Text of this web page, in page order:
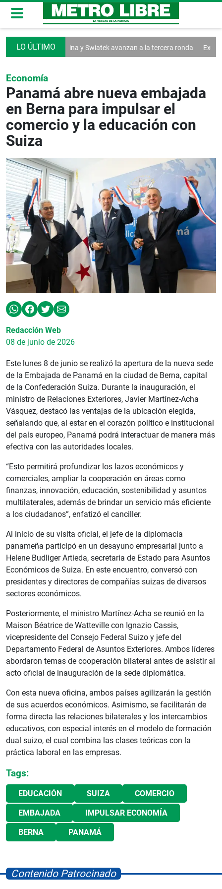
Svitolina y Swiatek avanzan a la tercera ronda
Economía
Panamá abre nueva embajada
en Berna para impulsar el
comercio y la educación con
Suiza
Redacción Web
08 de junio de 2026
Este lunes 8 de junio se realizó la apertura de la nueva sede
de la Embajada de Panamá en la ciudad de Berna, capital
de la Confederación Suiza. Durante la inauguración, el
ministro de Relaciones Exteriores, Javier Martínez-Acha
Vásquez, destacó las ventajas de la ubicación elegida,
señalando que, al estar en el corazón político e institucional
del país europeo, Panamá podrá interactuar de manera más
efectiva con las autoridades locales.
“Esto permitirá profundizar los lazos económicos y
comerciales, ampliar la cooperación en áreas como
finanzas, innovación, educación, sostenibilidad y asuntos
multilaterales, además de brindar un servicio más eficiente
a los ciudadanos”, enfatizó el canciller.
Al inicio de su visita oficial, el jefe de la diplomacia
panameña participó en un desayuno empresarial junto a
Helene Budliger Artieda, secretaria de Estado para Asuntos
Económicos de Suiza. En este encuentro, conversó con
presidentes y directores de compañías suizas de diversos
sectores económicos.
Posteriormente, el ministro Martínez-Acha se reunió en la
Maison Béatrice de Watteville con Ignazio Cassis,
vicepresidente del Consejo Federal Suizo y jefe del
Departamento Federal de Asuntos Exteriores. Ambos líderes
abordaron temas de cooperación bilateral antes de asistir al
acto oficial de inauguración de la sede diplomática.
Con esta nueva oficina, ambos países agilizarán la gestión
de sus acuerdos económicos. Asimismo, se facilitarán de
forma directa las relaciones bilaterales y los intercambios
educativos, con especial interés en el modelo de formación
dual suizo, el cual combina las clases teóricas con la
práctica laboral en las empresas.
Tags:
EDUCACIÓN SUIZA COMERCIO
EMBAJADA IMPULSAR ECONOMÍA
BERNA PANAMÁ
Contenido Patrocinado